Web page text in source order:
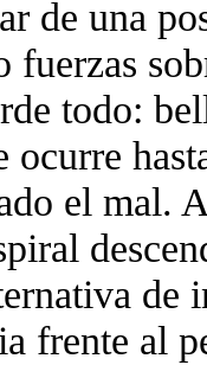
de una
fuerzas
todo:
ocurre
el mal.
de
frente al